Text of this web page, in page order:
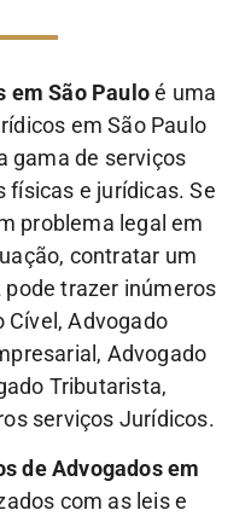
em São Pauloé uma
em São Paulo
gama de serviços
físicas e jurídicas. Se
problema legal em
contratar um
trazer inúmeros
Cível, Advogado
Advogado
Tributarista,
serviços Jurídicos.
de Advogados em
com as leis e